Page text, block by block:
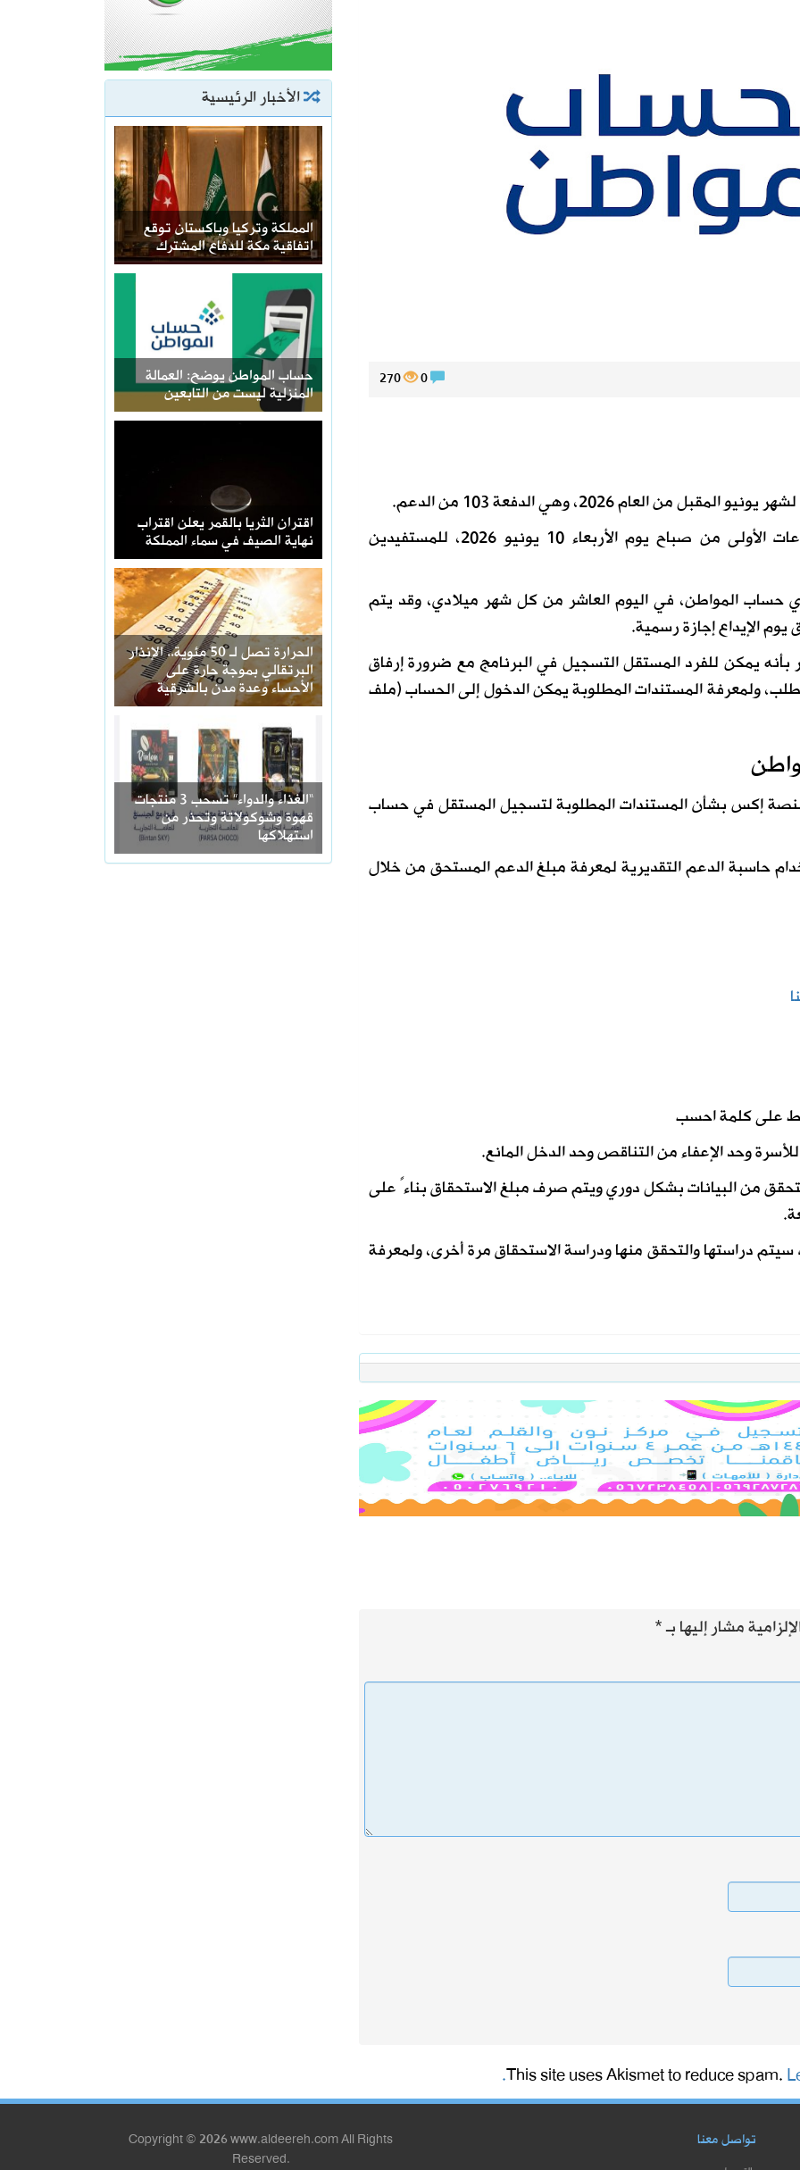
الأخبار الرئيسية
المملكة وتركيا وباكستان توقع
اتفاقية مكة للدفاع المشترك
حساب المواطن يوضح: العمالة
المنزلية ليست من التابعين
اقتران الثريا بالقمر يعلن اقتراب
نهاية الصيف في سماء المملكة
الحرارة تصل لـ 50 مئوية.. الإنذار
البرتقالي بموجة حارة على
الأحساء وعدة مدن بالشرقية
“الغذاء والدواء” تسحب 3 منتجات
قهوة وشوكولاتة وتحذر من
استهلاكها
270
العام 2026، وهي الدفعة 103 من الدعم.
ومن المنتظر أن يتم إيداع الدعم في الساعات الأولى من صباح يوم الأربعاء 10 يونيو 2026، للمستفيدين
حساب المواطن، في اليوم العاشر من كل شهر ميلادي، وقد يتم
يوم الإيداع إجازة رسمية.
يمكن للفرد المستقل التسجيل في البرنامج مع ضرورة إرفاق
ولمعرفة المستندات المطلوبة يمكن الدخول إلى الحساب (ملف
إكس بشأن المستندات المطلوبة لتسجيل المستقل في حساب
حاسبة الدعم التقديرية لمعرفة مبلغ الدعم المستحق من خلال
على كلمة احسب
وحد الإعفاء من التناقص وحد الدخل المانع.
من البيانات بشكل دوري ويتم صرف مبلغ الاستحقاق بناءً على
دراستها والتحقق منها ودراسة الاستحقاق مرة أخرى، ولمعرفة
مشار إليها بـ*
This site uses Akismet to reduce spam.
تواصل معنا
Copyright © 2026 www.aldeereh.com All Rights
Reserved.